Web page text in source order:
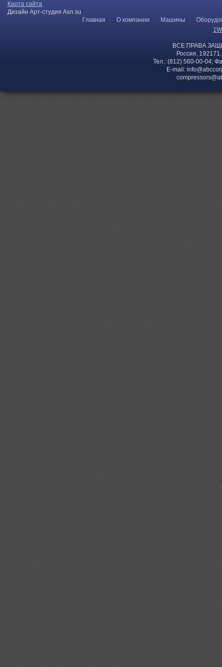
Карта сайта
Дизайн Арт-студия Asn.su
Главная
О компании Машины
ВСЕ ПРАВА
Россия,
Тел.: (812) 560-00-04;
E-mail: